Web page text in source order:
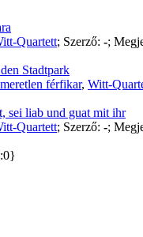
Quartett; Szerző: -;
Stadtpark
férfikar, Witt-
sei liab und guat mit ihr
Quartett; Szerző: -;